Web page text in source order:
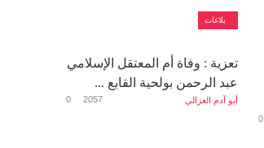
0
بلاغات
تعزية : وفاة أم المعتقل الإسلامي
عبد الرحمن بولحية القابع ...
أبو آدم الغزالي 2057
0